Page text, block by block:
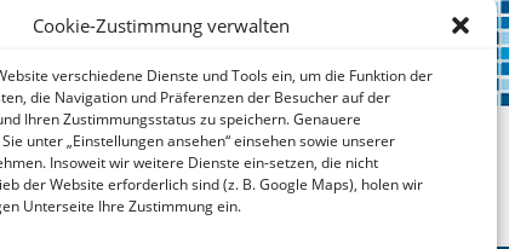
Cookie-Zustimmung verwalten
verschiedene Dienste und Tools ein, um die Funktion der
die Navigation und Präferenzen der Besucher auf der
Ihren Zustimmungsstatus zu speichern. Genauere
unter „Einstellungen ansehen“ einsehen sowie unserer
Insoweit wir weitere Dienste ein-setzen, die nicht
der Website erforderlich sind (z. B. Google Maps), holen wir
Unterseite Ihre Zustimmung ein.
außer¬dem ist es
auf Ihrem Gerät
speichert.
privacy?
hl=de&gl=de